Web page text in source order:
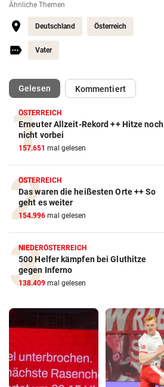
Ähnliche Themen
Deutschland Österreich
Vater
Gelesen(ausgewählt)Kommentiert
ÖSTERREICH
Erneuter Allzeit-Rekord ++ Hitze noch
nicht vorbei
157.651 mal gelesen
ÖSTERREICH
Das waren die heißesten Orte ++ So
geht es weiter
154.996 mal gelesen
NIEDERÖSTERREICH
500 Helfer kämpfen bei Gluthitze
gegen Inferno
138.409 mal gelesen